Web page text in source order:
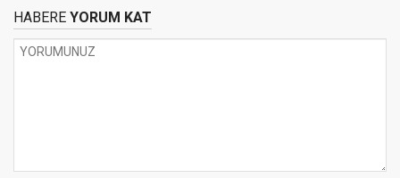
HABERE YORUM KAT